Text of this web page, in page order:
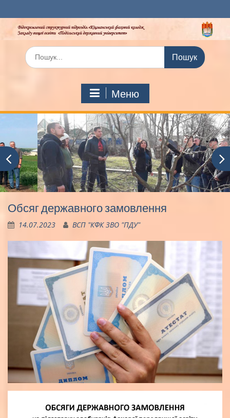
до
вмісту
Шукати:
Меню
Обсяг державного замовлення
14.07.2023 ВСП "КФК ЗВО "ПДУ"